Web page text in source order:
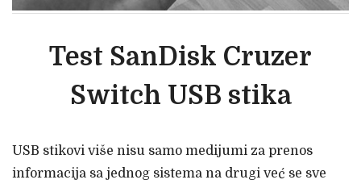
Test SanDisk Cruzer
Switch USB stika
USB stikovi više nisu samo medijumi za prenos
informacija sa jednog sistema na drugi već se sve